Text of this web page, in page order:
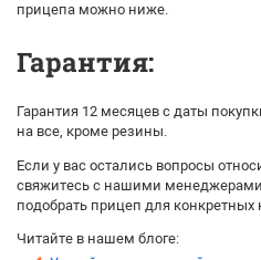
прицепа можно ниже.
Гарантия:
Гарантия 12 месяцев с даты
на все, кроме резины.
Если у вас остались вопросы
свяжитесь с нашими
подобрать прицеп для
Читайте в нашем блоге: